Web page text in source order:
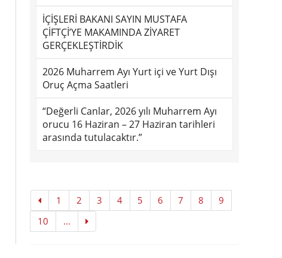
İÇİŞLERİ BAKANI SAYIN MUSTAFA
ÇİFTÇİ’YE MAKAMINDA ZİYARET
GERÇEKLEŞTİRDİK
2026 Muharrem Ayı Yurt içi ve Yurt Dışı
Oruç Açma Saatleri
“Değerli Canlar, 2026 yılı Muharrem Ayı
orucu 16 Haziran – 27 Haziran tarihleri
arasında tutulacaktır.”
1 2 3 4 5 6 7 8
9
10
...